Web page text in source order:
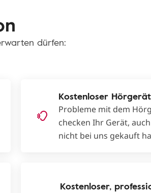
dürfen:
Kostenloser
Probleme mit dem
checken Ihr Gerät,
nicht bei uns gekauft
Kostenloser,